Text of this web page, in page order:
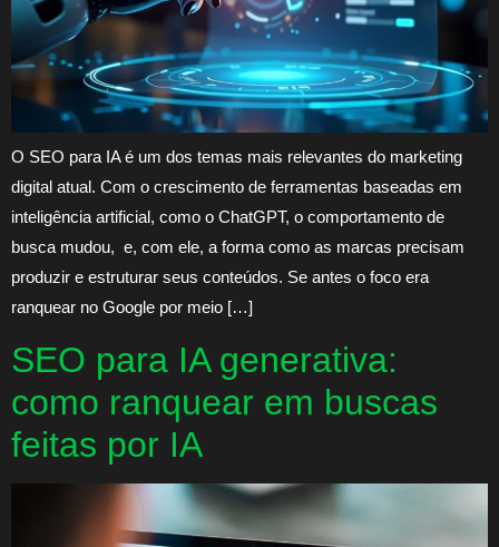
O SEO para IA é um dos temas mais relevantes do marketing
digital atual. Com o crescimento de ferramentas baseadas em
inteligência artificial, como o ChatGPT, o comportamento de
busca mudou, e, com ele, a forma como as marcas precisam
produzir e estruturar seus conteúdos. Se antes o foco era
ranquear no Google por meio […]
SEO para IA generativa:
como ranquear em buscas
feitas por IA